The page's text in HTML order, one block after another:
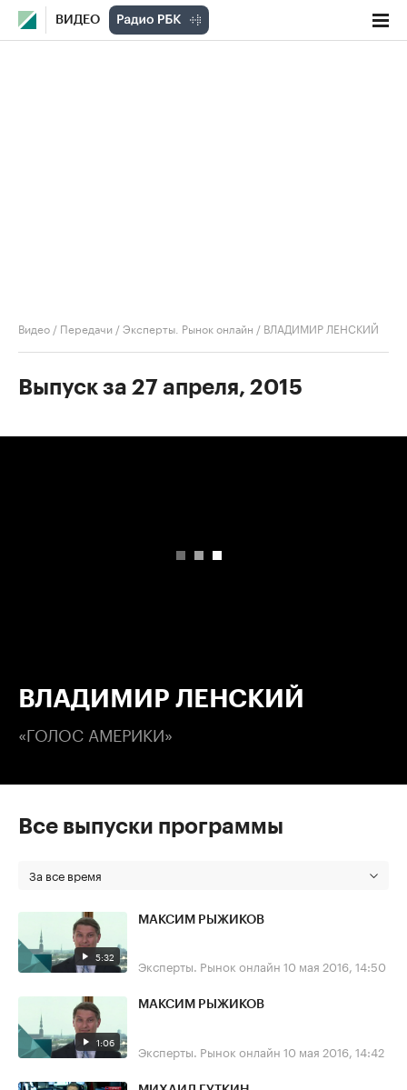
ВИДЕО
Видео / Передачи /Эксперты. Рынок онлайн / ВЛАДИМИР ЛЕНСКИЙ
Выпуск за 27 апреля, 2015
ВЛАДИМИР ЛЕНСКИЙ
«ГОЛОС АМЕРИКИ»
Все выпуски программы
За все время
5:32
МАКСИМ РЫЖИКОВ
Эксперты. Рынок онлайн 10 мая 2016, 14:50
1:06
МАКСИМ РЫЖИКОВ
Эксперты. Рынок онлайн 10 мая 2016, 14:42